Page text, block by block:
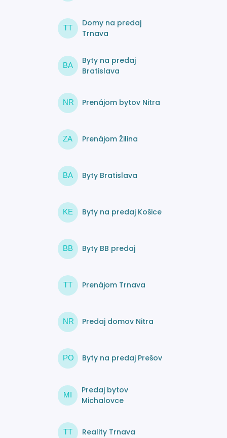
TT
Domy na predaj
Trnava
BA
Byty na predaj
Bratislava
NR Prenájom bytov Nitra
ZA Prenájom Žilina
BA Byty Bratislava
KE Byty na predaj Košice
BB Byty BB predaj
TT Prenájom Trnava
NR Predaj domov Nitra
PO Byty na predaj Prešov
MI
Predaj bytov
Michalovce
TT Reality Trnava